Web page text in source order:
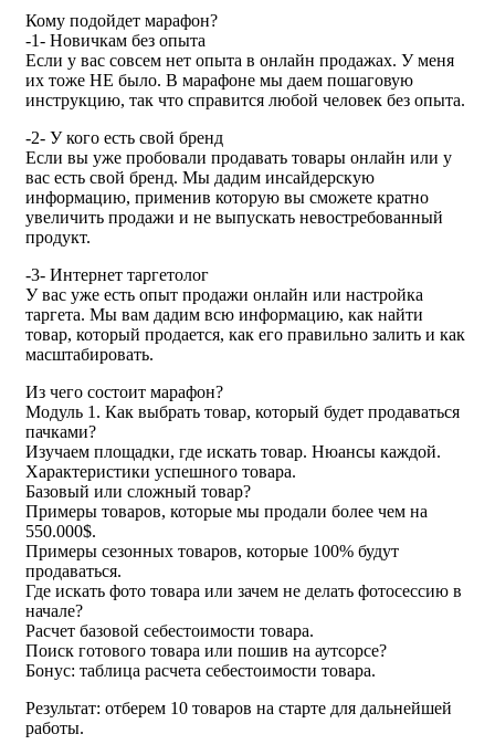
Кому подойдет марафон?
-1- Новичкам без опыта
Если у вас совсем нет опыта в онлайн продажах. У меня
их тоже НЕ было. В марафоне мы даем пошаговую
инструкцию, так что справится любой человек без опыта.
-2- У кого есть свой бренд
Если вы уже пробовали продавать товары онлайн или у
вас есть свой бренд. Мы дадим инсайдерскую
информацию, применив которую вы сможете кратно
увеличить продажи и не выпускать невостребованный
продукт.
-3- Интернет таргетолог
У вас уже есть опыт продажи онлайн или настройка
таргета. Мы вам дадим всю информацию, как найти
товар, который продается, как его правильно залить и как
масштабировать.
Из чего состоит марафон?
Модуль 1. Как выбрать товар, который будет продаваться
пачками?
Изучаем площадки, где искать товар. Нюансы каждой.
Характеристики успешного товара.
Базовый или сложный товар?
Примеры товаров, которые мы продали более чем на
550.000$.
Примеры сезонных товаров, которые 100% будут
продаваться.
Где искать фото товара или зачем не делать фотосессию в
начале?
Расчет базовой себестоимости товара.
Поиск готового товара или пошив на аутсорсе?
Бонус: таблица расчета себестоимости товара.
Результат: отберем 10 товаров на старте для дальнейшей
работы.